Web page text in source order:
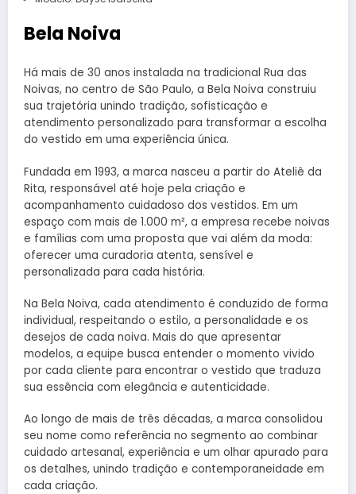
Bela Noiva
Há mais de 30 anos instalada na tradicional Rua das
Noivas, no centro de São Paulo, a Bela Noiva construiu
sua trajetória unindo tradição, sofisticação e
atendimento personalizado para transformar a escolha
do vestido em uma experiência única.
Fundada em 1993, a marca nasceu a partir do Ateliê da
Rita, responsável até hoje pela criação e
acompanhamento cuidadoso dos vestidos. Em um
espaço com mais de 1.000 m², a empresa recebe noivas
e famílias com uma proposta que vai além da moda:
oferecer uma curadoria atenta, sensível e
personalizada para cada história.
Na Bela Noiva, cada atendimento é conduzido de forma
individual, respeitando o estilo, a personalidade e os
desejos de cada noiva. Mais do que apresentar
modelos, a equipe busca entender o momento vivido
por cada cliente para encontrar o vestido que traduza
sua essência com elegância e autenticidade.
Ao longo de mais de três décadas, a marca consolidou
seu nome como referência no segmento ao combinar
cuidado artesanal, experiência e um olhar apurado para
os detalhes, unindo tradição e contemporaneidade em
cada criação.